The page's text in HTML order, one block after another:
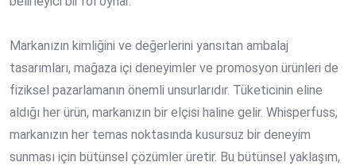
Markanızın kimliğini ve değerlerini yansıtan ambalaj
tasarımları, mağaza içi deneyimler ve promosyon ürünleri de
fiziksel pazarlamanın önemli unsurlarıdır. Tüketicinin eline
aldığı her ürün, markanızın bir elçisi haline gelir. Whisperfuss,
markanızın her temas noktasında kusursuz bir deneyim
sunması için bütünsel çözümler üretir. Bu bütünsel yaklaşım,